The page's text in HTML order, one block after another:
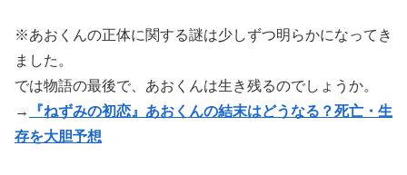
※あおくんの正体に関する謎は少しずつ明らかになってき
ました。
では物語の最後で、あおくんは生き残るのでしょうか。
→
『ねずみの初恋』あおくんの結末はどうなる？死亡・生
存を大胆予想